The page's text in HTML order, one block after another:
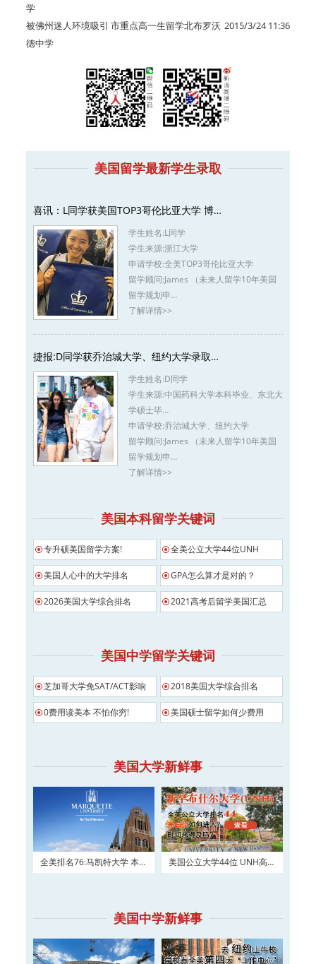
学
2015/3/24 11:36
被佛州迷人环境吸引 市重点高一生留学北布罗沃
德中学
美国留学最新学生录取
喜讯：L同学获美国TOP3哥伦比亚大学 博…
学生姓名:L同学
学生来源:浙江大学
申请学校:全美TOP3哥伦比亚大学
留学顾问:James （未来人留学10年美国
留学规划申…
了解详情>>
捷报:D同学获乔治城大学、纽约大学录取…
学生姓名:D同学
学生来源:中国药科大学本科毕业、东北大
学硕士毕…
申请学校:乔治城大学、纽约大学
留学顾问:James （未来人留学10年美国
留学规划申…
了解详情>>
美国本科留学关键词
专升硕美国留学方案! 全美公立大学44位UNH
美国人心中的大学排名 GPA怎么算才是对的？
2026美国大学综合排名 2021高考后留学美国汇总
美国中学留学关键词
芝加哥大学免SAT/ACT影响 2018美国大学综合排名
0费用读美本 不怕你穷! 美国硕士留学如何少费用
美国大学新鲜事
全美排名76:马凯特大学 本科
美国公立大学44位 UNH高三
美国中学新鲜事